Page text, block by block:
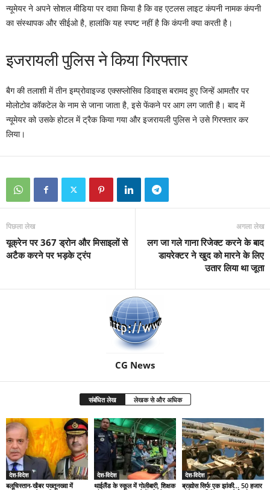
न्यूमेयर ने अपने सोशल मीडिया पर दावा किया है कि वह एटलस लाइट कंपनी नामक कंपनी
का संस्थापक और सीईओ है, हालांकि यह स्पष्ट नहीं है कि कंपनी क्या करती है।
इजरायली पुलिस ने किया गिरफ्तार
बैग की तलाशी में तीन इम्प्रोवाइज्ड एक्सप्लोसिव डिवाइस बरामद हुए जिन्हें आमतौर पर
मोलोटोव कॉकटेल के नाम से जाना जाता है, इसे फेंकने पर आग लग जाती है। बाद में
न्यूमेयर को उसके होटल में ट्रैक किया गया और इजरायली पुलिस ने उसे गिरफ्तार कर
लिया।
पिछला लेख
यूक्रेन पर 367 ड्रोन और मिसाइलों से
अटैक करने पर भड़के ट्रंप
अगला लेख
लग जा गले गाना रिजेक्ट करने के बाद
डायरेक्टर ने खुद को मारने के लिए
उतार लिया था जूता
CG News
संबंधित लेख लेखक से और अधिक
देश-विदेश
बलूचिस्तान-खैबर पख्तूनख्वा में
देश-विदेश
थाईलैंड के स्कूल में गोलीबारी, शिक्षक
देश-विदेश
ब्रह्मोस सिर्फ एक झांकी… 50 हजार